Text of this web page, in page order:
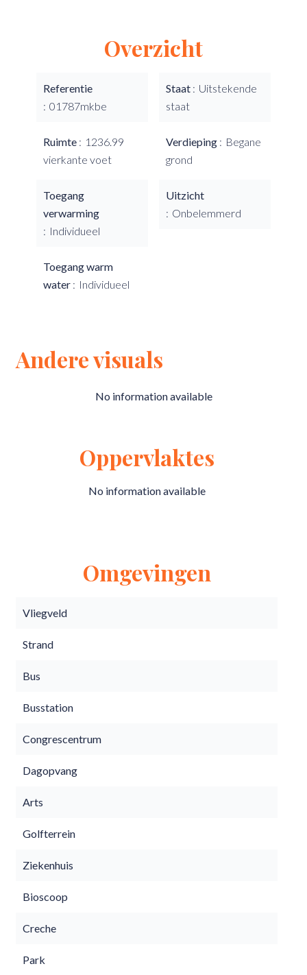
Overzicht
Referentie
01787mkbe
Ruimte
1236.99
vierkante voet
Toegang
verwarming
Individueel
Toegang warm
water
Individueel
Staat
Uitstekende
staat
Verdieping
Begane
grond
Uitzicht
Onbelemmerd
Andere visuals
No information available
Oppervlaktes
No information available
Omgevingen
Vliegveld
Strand
Bus
Busstation
Congrescentrum
Dagopvang
Arts
Golfterrein
Ziekenhuis
Bioscoop
Creche
Park